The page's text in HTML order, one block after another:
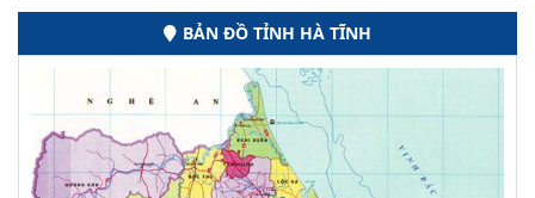
BẢN ĐỒ TỈNH HÀ TĨNH